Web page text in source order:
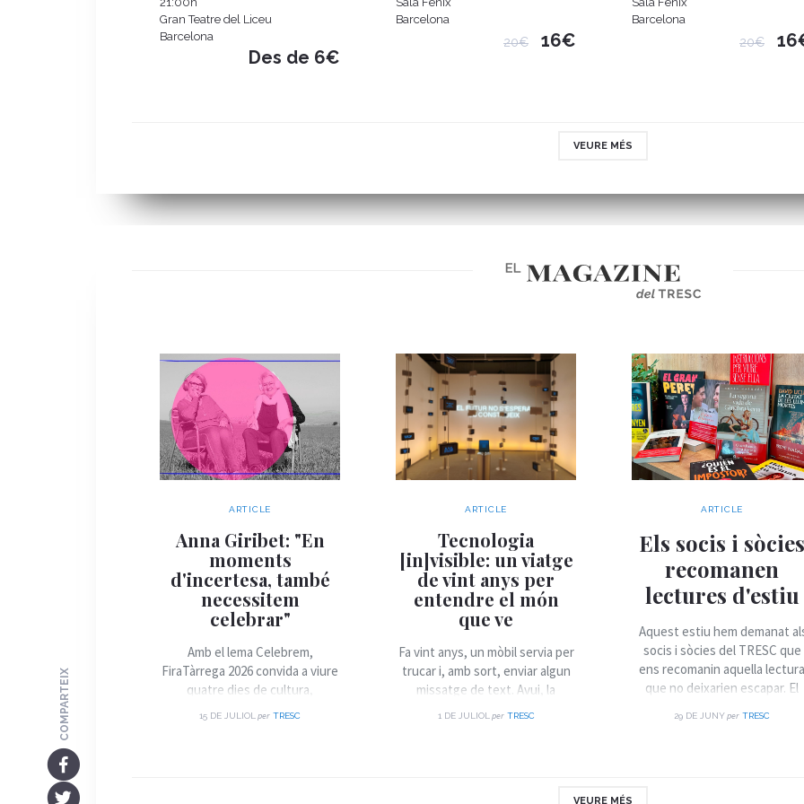
Gran Teatre del Liceu
Barcelona
Des de 6€
Barcelona
20€ 16€
Barcelona
20€
VEURE MÉS
ARTICLE
Anna Giribet: "En
moments
d'incertesa, també
necessitem
celebrar"
Amb el lema Celebrem,
FiraTàrrega 2026 convida a viure
quatre dies de cultura,
15 DE JULIOL per TRESC
ARTICLE
Tecnologia
[in]visible: un viatge
de vint anys per
entendre el món
que ve
Fa vint anys, un mòbil servia per
trucar i, amb sort, enviar algun
missatge de text. Avui, la
1 DE JULIOL per TRESC
ARTICLE
Els socis i sòcies
recomanen
lectures d'estiu
Aquest estiu hem demanat
socis i sòcies del TRESC que
ens recomanin aquella lectura
que no deixarien escapar. El
novel·les, assaig, clàssics,
29 DE JUNYper TRESC
VEURE MÉS
COMPARTEIX